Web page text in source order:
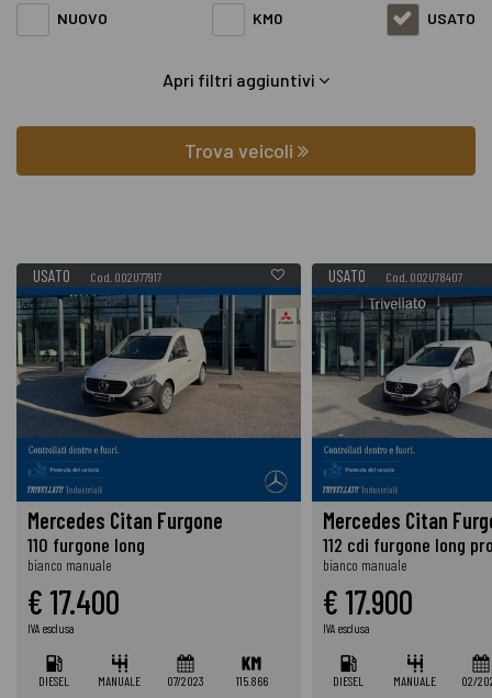
prezzi ed equipaggiamenti in grado di soddisfare qualsiasi
esigenza di comfort o prestazione.
Oltre a conoscere il prezzo potrai scoprire gli
Contattaci per richiedere qualsiasi informazione o un
preventivo gratuito.
NUOVO KM0 USATO
Apri filtri aggiuntivi
Trova veicoli
USATO Cod. 002U77917
Mercedes Citan Furgone
110 furgone long
bianco manuale
€ 17.400
IVA esclusa
DIESEL MANUALE 07/2023 115.866
USATO Cod. 002U78407
Mercedes Citan
112 cdi furgone long
bianco manuale
€ 17.900
IVA esclusa
DIESEL MANUALE 02/